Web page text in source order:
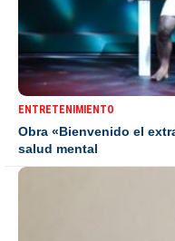
ENTRETENIMIENTO
Obra «Bienvenido el
salud mental